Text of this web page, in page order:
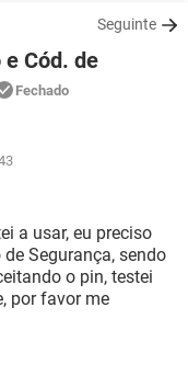
Seguinte
Cód. de
Fechado
a usar, eu preciso
Segurança, sendo
o pin, testei
por favor me